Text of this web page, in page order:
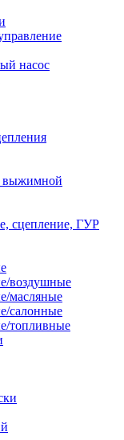
насос
выжимной
сцепление, ГУР
воздушные
масляные
салонные
топливные